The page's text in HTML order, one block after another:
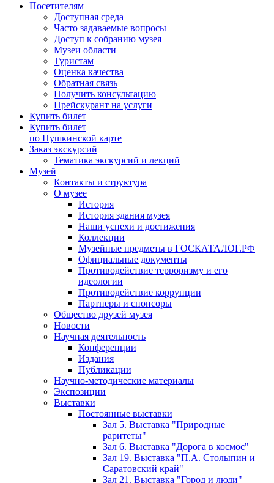
Посетителям
Доступная среда
Часто задаваемые вопросы
Доступ к собранию музея
Музеи области
Туристам
Оценка качества
Обратная связь
Получить консультацию
Прейскурант на услуги
Купить билет
Купить билет
по Пушкинской карте
Заказ экскурсий
Тематика экскурсий и лекций
Музей
Контакты и структура
О музее
История
История здания музея
Наши успехи и достижения
Коллекции
Музейные предметы в ГОСКАТАЛОГ.РФ
Официальные документы
Противодействие терроризму и его
идеологии
Противодействие коррупции
Партнеры и спонсоры
Общество друзей музея
Новости
Научная деятельность
Конференции
Издания
Публикации
Научно-методические материалы
Экспозиции
Выставки
Постоянные выставки
Зал 5. Выставка "Природные
раритеты"
Зал 6. Выставка "Дорога в космос"
Зал 19. Выставка "П.А. Столыпин и
Саратовский край"
Зал 21. Выставка "Город и люди"